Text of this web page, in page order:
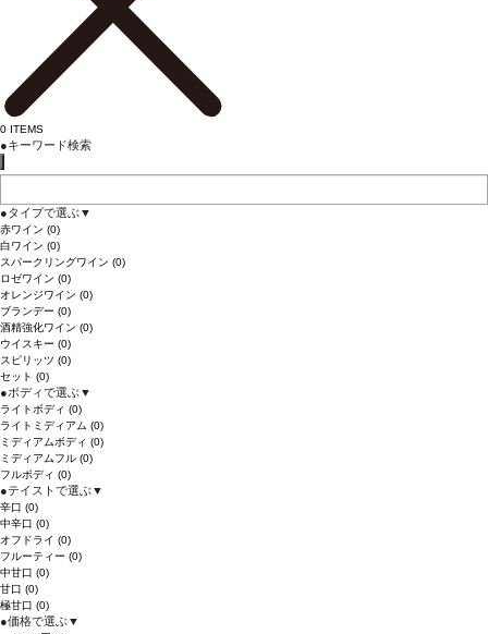
0 ITEMS
●キーワード検索
●タイプで選ぶ▼
赤ワイン (0)
白ワイン (0)
スパークリングワイン (0)
ロゼワイン (0)
オレンジワイン (0)
ブランデー (0)
酒精強化ワイン (0)
ウイスキー (0)
スピリッツ (0)
セット (0)
●ボディで選ぶ▼
ライトボディ (0)
ライトミディアム (0)
ミディアムボディ (0)
ミディアムフル (0)
フルボディ (0)
●テイストで選ぶ▼
辛口 (0)
中辛口 (0)
オフドライ (0)
フルーティー (0)
中甘口 (0)
甘口 (0)
極甘口 (0)
●価格で選ぶ▼